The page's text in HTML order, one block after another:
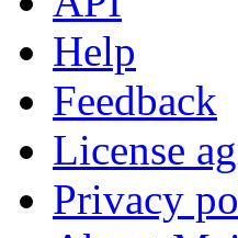
Help
Feedback
License
Privacy